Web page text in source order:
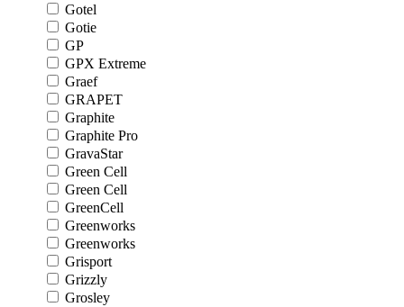
Gotel
Gotie
GP
GPX Extreme
Graef
GRAPET
Graphite
Graphite Pro
GravaStar
Green Cell
Green Cell
GreenCell
Greenworks
Greenworks
Grisport
Grizzly
Grosley